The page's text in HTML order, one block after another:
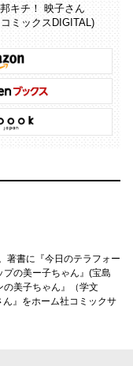
キチ！ 映子さん
ミックスDIGITAL)
著書に『今日のテラフォー
の美ー子ちゃん』(宝島
美子ちゃん』（学文
』をホーム社コミックサ